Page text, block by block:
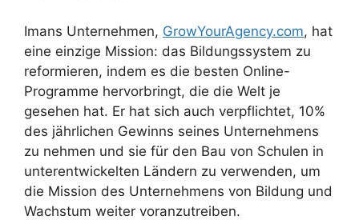
Imans Unternehmen, GrowYourAgency.com, hat
eine einzige Mission: das Bildungssystem zu
reformieren, indem es die besten Online-
Programme hervorbringt, die die Welt je
gesehen hat. Er hat sich auch verpflichtet, 10%
des jährlichen Gewinns seines Unternehmens
zu nehmen und sie für den Bau von Schulen in
unterentwickelten Ländern zu verwenden, um
die Mission des Unternehmens von Bildung und
Wachstum weiter voranzutreiben.